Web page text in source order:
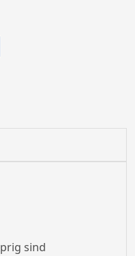
sind